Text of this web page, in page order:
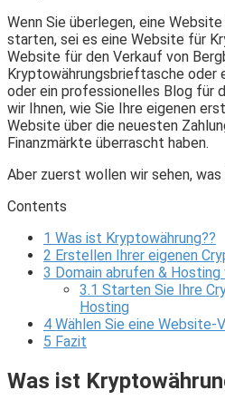
Wenn Sie überlegen, eine
starten, sei es eine Website für
Website für den Verkauf von
Kryptowährungsbrieftasche oder
oder ein professionelles Blog für
wir Ihnen, wie Sie Ihre eigenen
Website über die neuesten
Finanzmärkte überrascht haben.
Aber zuerst wollen wir sehen,
Contents
1 Was ist Kryptowährung??
2 Erstellen Ihrer eigenen
3 Domain abrufen &
3.1 Starten Sie Ihre
Hosting
4 Wählen Sie eine Website-
5 Fazit
Was ist